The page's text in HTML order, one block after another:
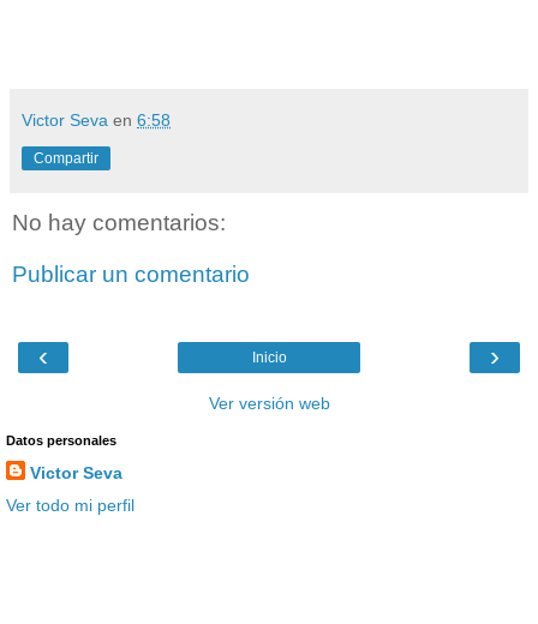
Victor Seva en 6:58
Compartir
No hay comentarios:
Publicar un comentario
‹ ›
Inicio
Ver versión web
Datos personales
Victor Seva
Ver todo mi perfil